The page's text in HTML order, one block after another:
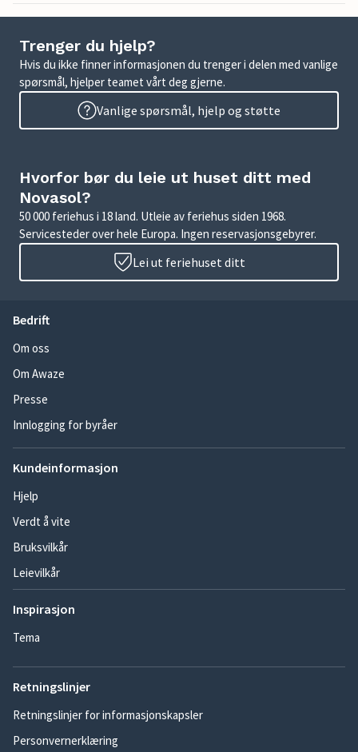
Trenger du hjelp?
Hvis du ikke finner informasjonen du trenger i delen med vanlige
spørsmål, hjelper teamet vårt deg gjerne.
Vanlige spørsmål, hjelp og støtte
Hvorfor bør du leie ut huset ditt med
Novasol?
50 000 feriehus i 18 land. Utleie av feriehus siden 1968.
Servicesteder over hele Europa. Ingen reservasjonsgebyrer.
Lei ut feriehuset ditt
Bedrift
Om oss
Om Awaze
Presse
Innlogging for byråer
Kundeinformasjon
Hjelp
Verdt å vite
Bruksvilkår
Leievilkår
Inspirasjon
Tema
Retningslinjer
Retningslinjer for informasjonskapsler
Personvernerklæring